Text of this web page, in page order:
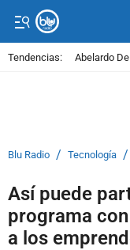
Tendencias: Abelardo
Blu Radio / Tecnología /
Así puede
programa
a los